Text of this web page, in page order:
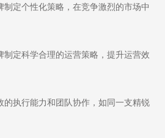
定个性化策略，在竞争激烈的市场中
定科学合理的运营策略，提升运营效
执行能力和团队协作，如同一支精锐